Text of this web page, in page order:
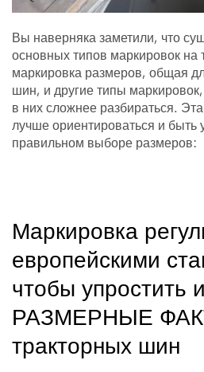
Вы наверняка заметили, что
основных типов маркировок на
маркировка размеров, общая
шин, и другие типы
в них сложнее разбираться.
лучше ориентироваться и быть
правильном выборе размеров:
Маркировка
европейскими
чтобы упростить
РАЗМЕРНЫЕ
тракторных шин